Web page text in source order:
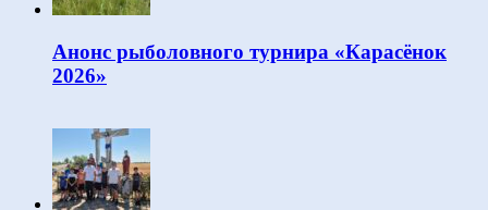
Анонс рыболовного турнира «Карасёнок
2026»